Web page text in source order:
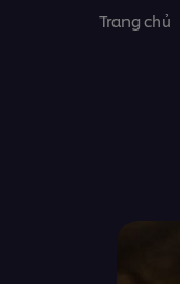
Trang chủ